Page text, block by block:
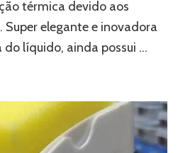
térmica devido aos
Super elegante e inovadora
líquido, ainda possui …